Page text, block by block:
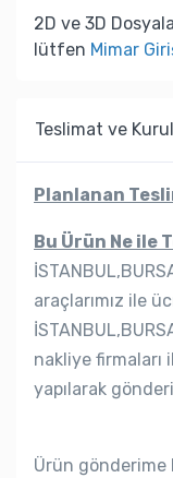
2D ve 3D
lütfen Mimar
Teslimat ve
Planlanan
Bu Ürün Ne ile
araçlarımız ile
nakliye firmaları
yapılarak
Ürün gönderime